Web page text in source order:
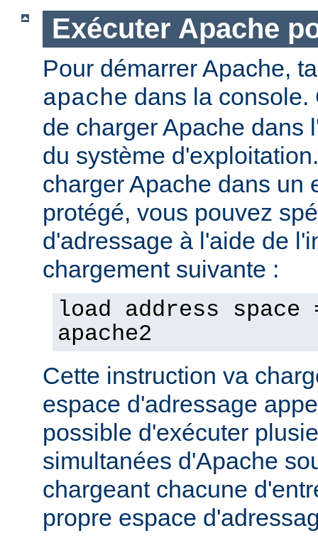
Exécuter Apache
Pour démarrer Apache,
apache dans la console.
de charger Apache dans
du système
charger Apache dans un
protégé, vous pouvez
d'adressage à l'aide de
chargement suivante :
load address space
apache2
Cette instruction va
espace d'adressage
possible d'exécuter
simultanées d'Apache
chargeant chacune
propre espace